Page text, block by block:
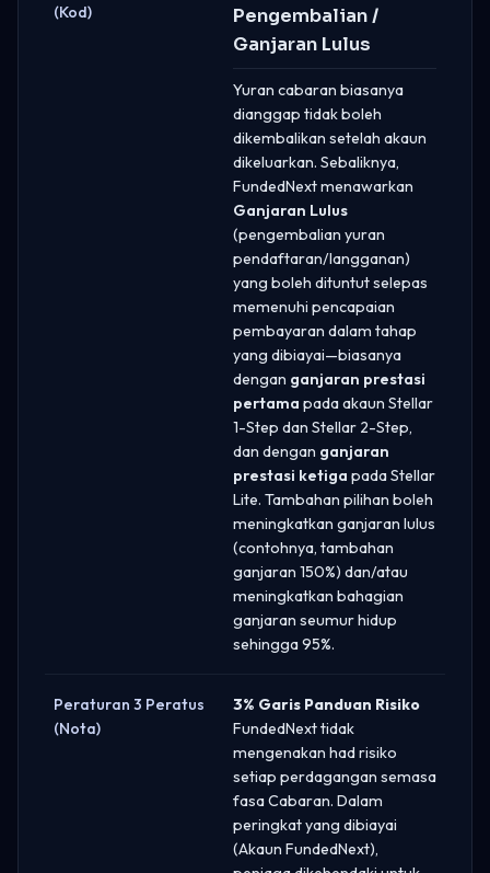
(Kod)
Pengembalian /
Ganjaran Lulus
Yuran cabaran biasanya
dianggap tidak boleh
dikembalikan setelah akaun
dikeluarkan. Sebaliknya,
FundedNext menawarkan
Ganjaran Lulus
(pengembalian yuran
pendaftaran/langganan)
yang boleh dituntut selepas
memenuhi pencapaian
pembayaran dalam tahap
yang dibiayai—biasanya
dengan ganjaran prestasi
pertama pada akaun Stellar
1-Step dan Stellar 2-Step,
dan dengan ganjaran
prestasi ketiga pada Stellar
Lite. Tambahan pilihan boleh
meningkatkan ganjaran lulus
(contohnya, tambahan
ganjaran 150%) dan/atau
meningkatkan bahagian
ganjaran seumur hidup
sehingga 95%.
Peraturan 3 Peratus
(Nota)
3% Garis Panduan Risiko
FundedNext tidak
mengenakan had risiko
setiap perdagangan semasa
fasa Cabaran. Dalam
peringkat yang dibiayai
(Akaun FundedNext),